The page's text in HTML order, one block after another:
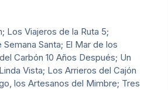
Los Viajeros de la Ruta 5;
Santa; El Mar de los
Carbón 10 Años Después; Un
Vista; Los Arrieros del Cajón
los Artesanos del Mimbre; Tres